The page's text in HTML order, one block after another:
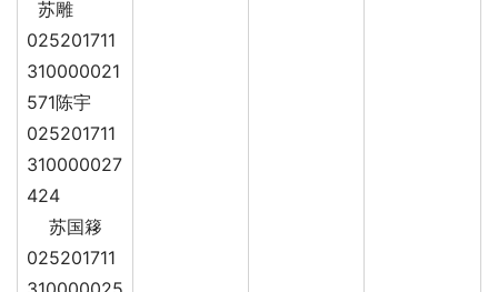
苏雕
025201711
310000021
571陈宇
025201711
310000027
424
苏国簃
025201711